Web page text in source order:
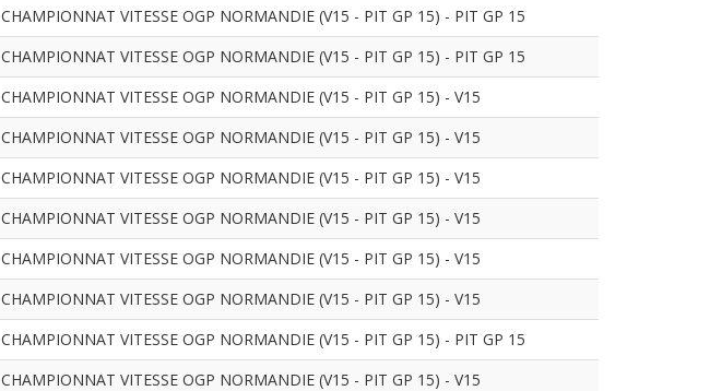
CHAMPIONNAT VITESSE OGP NORMANDIE (V15 - PIT GP 15) - PIT GP 15
CHAMPIONNAT VITESSE OGP NORMANDIE (V15 - PIT GP 15) - PIT GP 15
CHAMPIONNAT VITESSE OGP NORMANDIE (V15 - PIT GP 15) - V15
CHAMPIONNAT VITESSE OGP NORMANDIE (V15 - PIT GP 15) - V15
CHAMPIONNAT VITESSE OGP NORMANDIE (V15 - PIT GP 15) - V15
CHAMPIONNAT VITESSE OGP NORMANDIE (V15 - PIT GP 15) - V15
CHAMPIONNAT VITESSE OGP NORMANDIE (V15 - PIT GP 15) - V15
CHAMPIONNAT VITESSE OGP NORMANDIE (V15 - PIT GP 15) - V15
CHAMPIONNAT VITESSE OGP NORMANDIE (V15 - PIT GP 15) - PIT GP 15
CHAMPIONNAT VITESSE OGP NORMANDIE (V15 - PIT GP 15) - V15